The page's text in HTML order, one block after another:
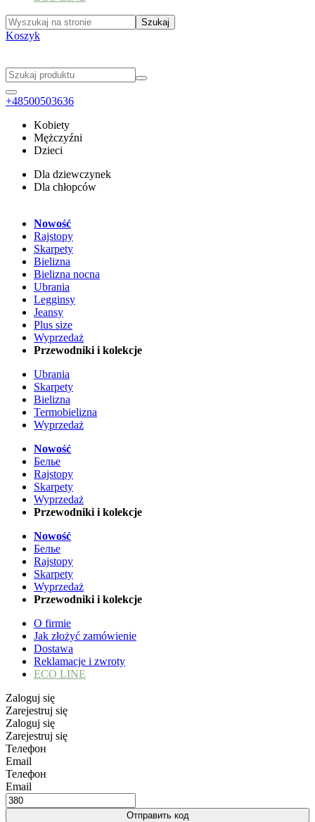
Koszyk
+48500503636
Kobiety
Mężczyźni
Dzieci
Dla dziewczynek
Dla chłopców
Nowość
Rajstopy
Skarpety
Bielizna
Bielizna nocna
Ubrania
Legginsy
Jeansy
Plus size
Wyprzedaż
Przewodniki i kolekcje
Ubrania
Skarpety
Bielizna
Termobielizna
Wyprzedaż
Nowość
Белье
Rajstopy
Skarpety
Wyprzedaż
Przewodniki i kolekcje
Nowość
Белье
Rajstopy
Skarpety
Wyprzedaż
Przewodniki i kolekcje
O firmie
Jak złożyć zamówienie
Dostawa
Reklamacje i zwroty
ECO LINE
Zaloguj się
Zarejestruj się
Zaloguj się
Zarejestruj się
Телефон
Email
Телефон
Email
Отправить код